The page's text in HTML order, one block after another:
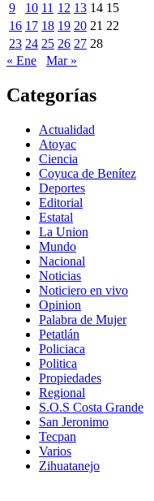
9
10 11 12 13 14 15
16 17 18 19 20 21 22
23 24 25 26 27 28
« Ene
Mar »
Categorías
Actualidad
Atoyac
Ciencia
Coyuca de Benítez
Deportes
Editorial
Estatal
La Union
Mundo
Nacional
Noticias
Noticiero en vivo
Opinion
Palabra de Mujer
Petatlán
Policiaca
Politica
Propiedades
Regional
S.O.S Costa Grande
San Jeronimo
Tecpan
Varios
Zihuatanejo